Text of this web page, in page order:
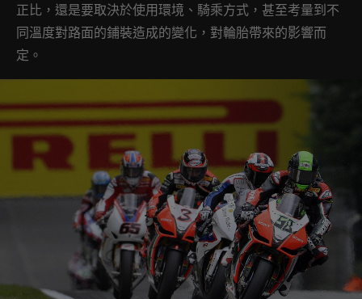
正比，還是要取決於使用環境、騎乘方式，甚至考量到不
同溫度對路面的鋪裝造成的變化，對輪胎帶來的影響而
定。